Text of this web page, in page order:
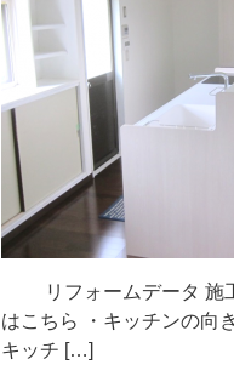
リフォームデータ 施工
はこちら ・キッチンの向
キッチ […]